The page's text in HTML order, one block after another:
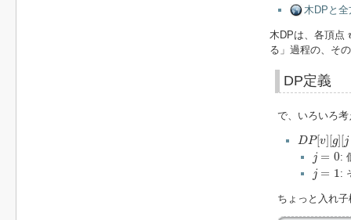
木DPと
木DPは、各頂点
る」過程の、そ
DP定義
で、いろいろ
DP[v][g][j
DP[v ][g ][j :
j = 0
= 0 :
j = 1
j= :
ちょっと入れ